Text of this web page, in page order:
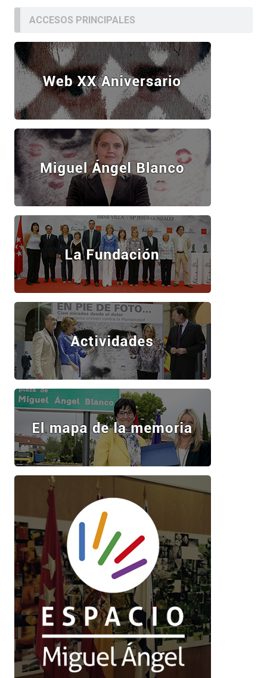
ACCESOS PRINCIPALES